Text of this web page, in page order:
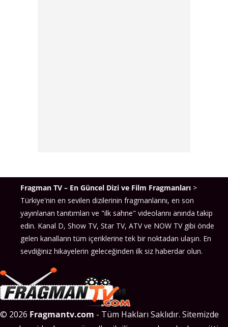
Fragman TV – En Güncel Dizi ve Film Fragmanları >
Türkiye'nin en sevilen dizilerinin fragmanlarını, en son
yayınlanan tanıtımları ve "ilk sahne" videolarını anında takip
edin. Kanal D, Show TV, Star TV, ATV ve NOW TV gibi önde
gelen kanalların tüm içeriklerine tek bir noktadan ulaşın. En
sevdiğiniz hikayelerin geleceğinden ilk siz haberdar olun.
© 2026 Fragmantv.com - Tüm Hakları Saklıdır. Sitemizde